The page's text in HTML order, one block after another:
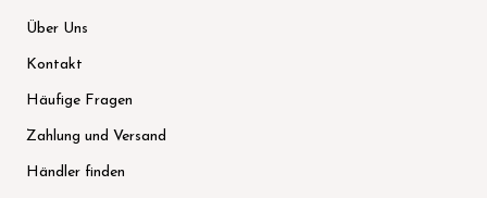
Über Uns
Kontakt
Häufige Fragen
Zahlung und Versand
Händler finden